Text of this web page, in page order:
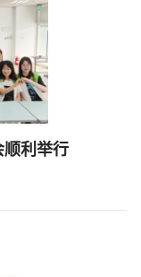
顺利举行